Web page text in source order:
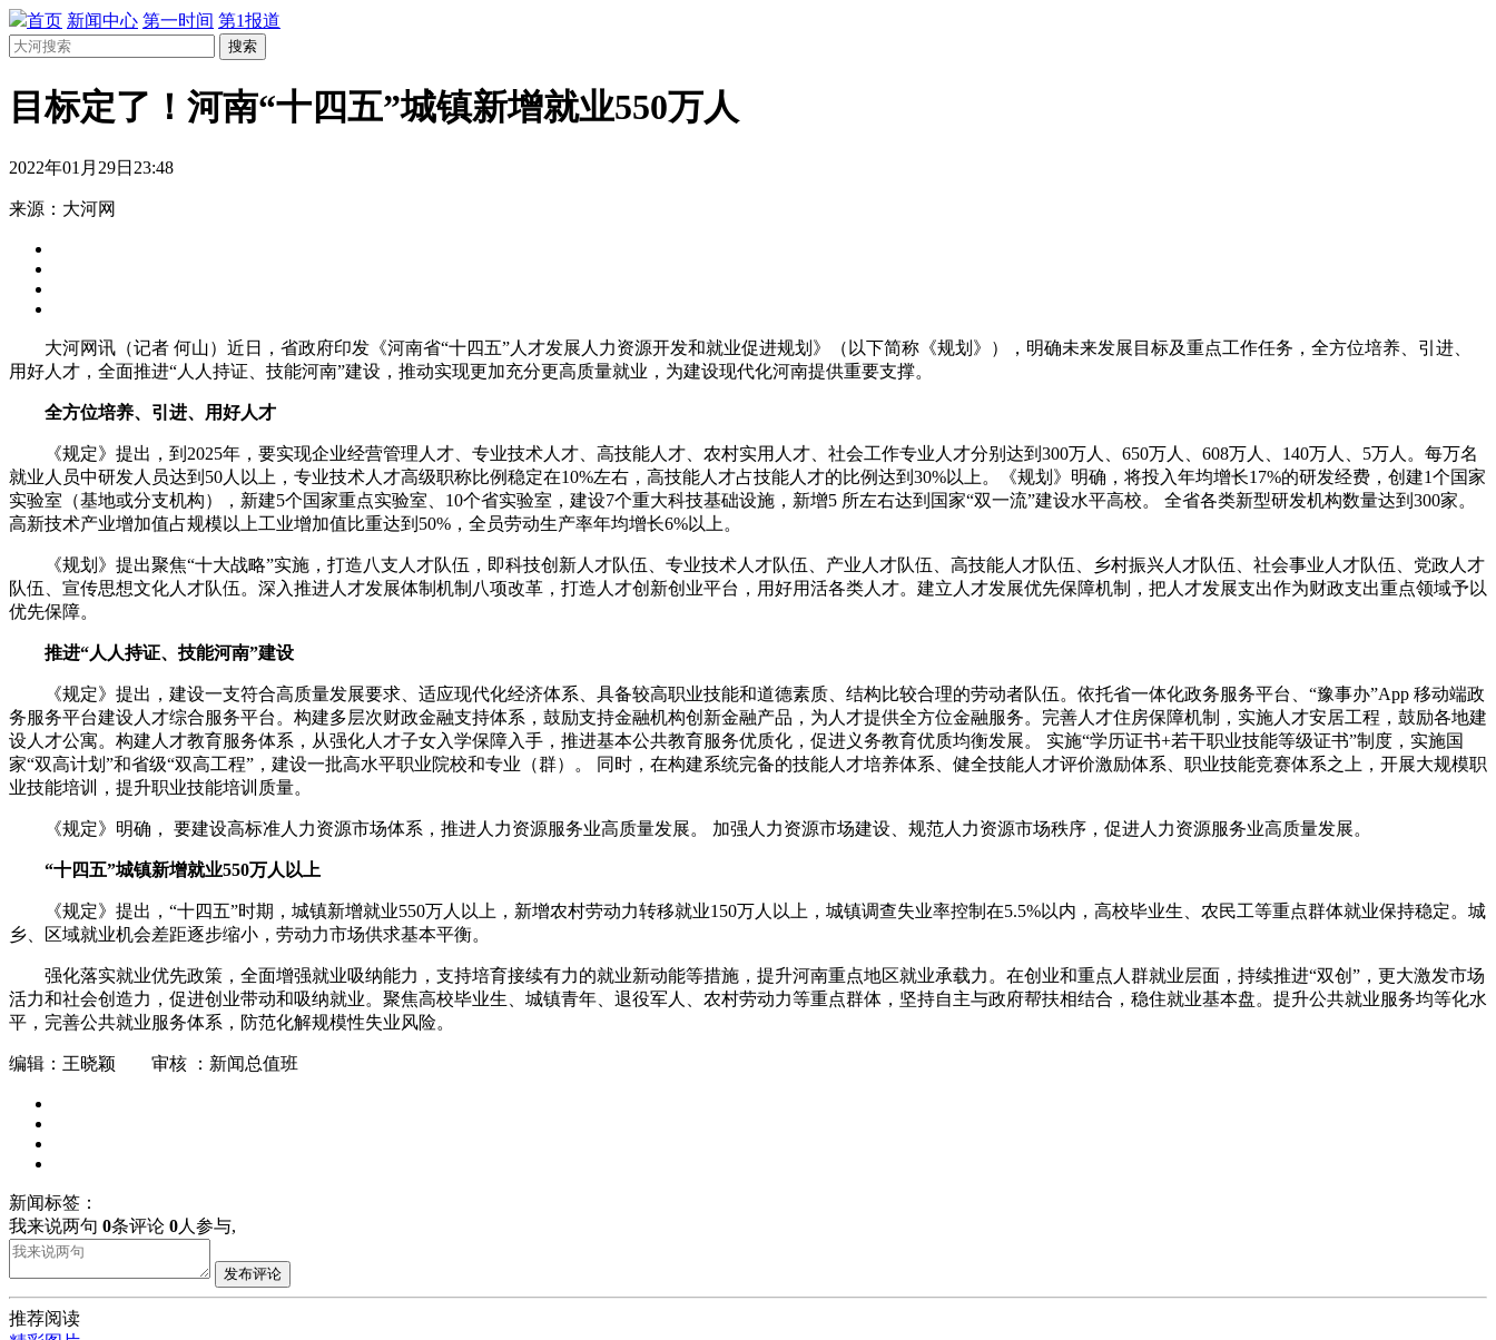
首页 新闻中心 第一时间 第1报道
搜索
目标定了！河南“十四五”城镇新增就业550万人
2022年01月29日23:48
来源：大河网
大河网讯（记者 何山） 近日，省政府印发《河南省“十四五”人才发展人力资源开发和就业促进规划》（以下简称《规划》），明确未来发展目标及重点工作任务，全方位培养、引进、
用好人才，全面推进“人人持证、技能河南”建设，推动实现更加充分更高质量就业，为建设现代化河南提供重要支撑。
全方位培养、引进、用好人才
《规定》提出，到2025年，要实现企业经营管理人才、专业技术人才、高技能人才、农村实用人才、社会工作专业人才分别达到300万人、650万人、608万人、140万人、5万人。每万名
就业人员中研发人员达到50人以上，专业技术人才高级职称比例稳定在10%左右，高技能人才占技能人才的比例达到30%以上。《规划》明确，将投入年均增长17%的研发经费，创建1个国家
实验室（基地或分支机构），新建5个国家重点实验室、10个省实验室，建设7个重大科技基础设施，新增5 所左右达到国家“双一流”建设水平高校。 全省各类新型研发机构数量达到300家。
高新技术产业增加值占规模以上工业增加值比重达到50%，全员劳动生产率年均增长6%以上。
《规划》提出聚焦“十大战略”实施，打造八支人才队伍，即科技创新人才队伍、专业技术人才队伍、产业人才队伍、高技能人才队伍、乡村振兴人才队伍、社会事业人才队伍、党政人才
队伍、宣传思想文化人才队伍。深入推进人才发展体制机制八项改革，打造人才创新创业平台，用好用活各类人才。建立人才发展优先保障机制，把人才发展支出作为财政支出重点领域予以
优先保障。
推进“人人持证、技能河南”建设
《规定》提出，建设一支符合高质量发展要求、适应现代化经济体系、具备较高职业技能和道德素质、结构比较合理的劳动者队伍。 依托省一体化政务服务平台、“豫事办”App 移动端政
务服务平台建设人才综合服务平台。构建多层次财政金融支持体系，鼓励支持金融机构创新金融产品，为人才提供全方位金融服务。完善人才住房保障机制，实施人才安居工程，鼓励各地建
设人才公寓。构建人才教育服务体系，从强化人才子女入学保障入手，推进基本公共教育服务优质化，促进义务教育优质均衡发展。 实施“学历证书+若干职业技能等级证书”制度，实施国
家“双高计划”和省级“双高工程”，建设一批高水平职业院校和专业（群）。 同时，在构建系统完备的技能人才培养体系、健全技能人才评价激励体系、职业技能竞赛体系之上，开展大规模职
业技能培训，提升职业技能培训质量。
《规定》明确， 要建设高标准人力资源市场体系，推进人力资源服务业高质量发展。 加强人力资源市场建设、规范人力资源市场秩序，促进人力资源服务业高质量发展。
“十四五”城镇新增就业550万人以上
《规定》提出，“十四五”时期，城镇新增就业550万人以上，新增农村劳动力转移就业150万人以上，城镇调查失业率控制在5.5%以内，高校毕业生、农民工等重点群体就业保持稳定。城
乡、区域就业机会差距逐步缩小，劳动力市场供求基本平衡。
强化落实就业优先政策，全面增强就业吸纳能力，支持培育接续有力的就业新动能等措施，提升河南重点地区就业承载力。在创业和重点人群就业层面，持续推进“双创”，更大激发市场
活力和社会创造力，促进创业带动和吸纳就业。聚焦高校毕业生、城镇青年、退役军人、农村劳动力等重点群体，坚持自主与政府帮扶相结合，稳住就业基本盘。 提升公共就业服务均等化水
平，完善公共就业服务体系，防范化解规模性失业风险。
编辑：王晓颖 审核 ：新闻总值班
新闻标签：
我来说两句 0条评论 0人参与,
发布评论
推荐阅读